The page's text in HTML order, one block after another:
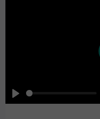
Play